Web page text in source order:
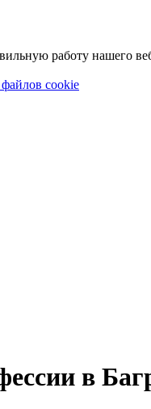
работу нашего
cookie
в